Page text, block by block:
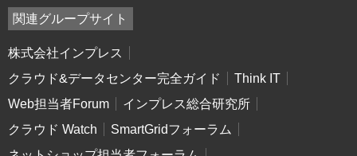
関連グループサイト
株式会社インプレス
クラウド&データセンター完全ガイド
Think IT
Web担当者Forum
インプレス総合研究所
クラウド Watch
SmartGridフォーラム